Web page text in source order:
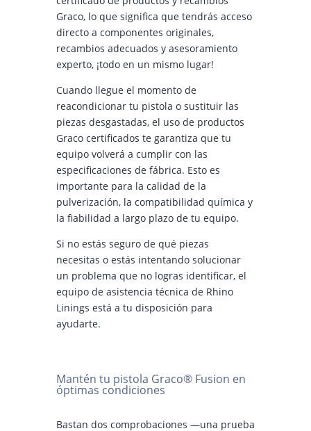
Graco, lo que significa que tendrás acceso
directo a componentes originales,
recambios adecuados y asesoramiento
experto, ¡todo en un mismo lugar!
Cuando llegue el momento de
reacondicionar tu pistola o sustituir las
piezas desgastadas, el uso de productos
Graco certificados te garantiza que tu
equipo volverá a cumplir con las
especificaciones de fábrica. Esto es
importante para la calidad de la
pulverización, la compatibilidad química y
la fiabilidad a largo plazo de tu equipo.
Si no estás seguro de qué piezas
necesitas o estás intentando solucionar
un problema que no logras identificar, el
equipo de asistencia técnica de Rhino
Linings está a tu disposición para
ayudarte.
Mantén tu pistola Graco® Fusion en
óptimas condiciones
Bastan dos comprobaciones —una prueba